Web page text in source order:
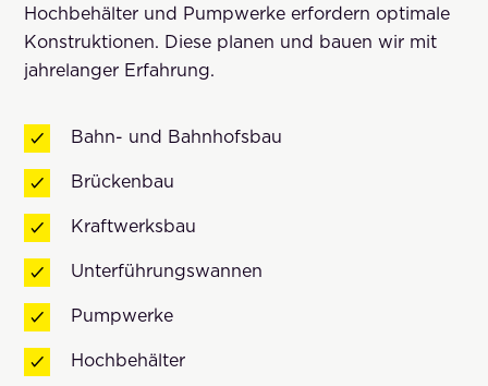
Hochbehälter und Pumpwerke erfordern optimale
Konstruktionen. Diese planen und bauen wir mit
jahrelanger Erfahrung.
Bahn- und Bahnhofsbau
Brückenbau
Kraftwerksbau
Unterführungswannen
Pumpwerke
Hochbehälter